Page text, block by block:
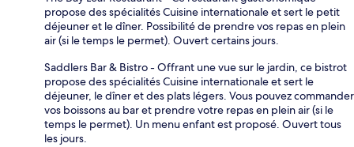
propose des spécialités Cuisine internationale et sert le petit
déjeuner et le dîner. Possibilité de prendre vos repas en plein
air (si le temps le permet). Ouvert certains jours.
Saddlers Bar & Bistro - Offrant une vue sur le jardin, ce bistrot
propose des spécialités Cuisine internationale et sert le
déjeuner, le dîner et des plats légers. Vous pouvez commander
vos boissons au bar et prendre votre repas en plein air (si le
temps le permet). Un menu enfant est proposé. Ouvert tous
les jours.